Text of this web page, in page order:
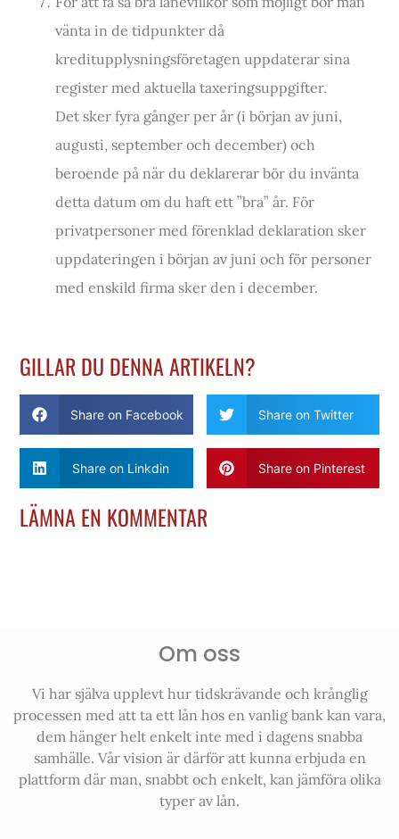
vänta in de tidpunkter då
kreditupplysningsföretagen uppdaterar sina
register med aktuella taxeringsuppgifter.
Det sker fyra gånger per år (i början av juni,
augusti, september och december) och
beroende på när du deklarerar bör du invänta
detta datum om du haft ett ”bra” år. För
privatpersoner med förenklad deklaration sker
uppdateringen i början av juni och för personer
med enskild firma sker den i december.
GILLAR DU DENNA ARTIKELN?
Share on Facebook Share on Twitter
Share on Linkdin Share on Pinterest
LÄMNA EN KOMMENTAR
Om oss
Vi har själva upplevt hur tidskrävande och krånglig
processen med att ta ett lån hos en vanlig bank kan vara,
dem hänger helt enkelt inte med i dagens snabba
samhälle. Vår vision är därför att kunna erbjuda en
plattform där man, snabbt och enkelt, kan jämföra olika
typer av lån.